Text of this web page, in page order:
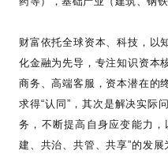
财富依托全球资本、科技，以
化金融为先导，专注知识资本
商务、高端客服，资本潜在的
求得“认同 ” ，其次是解决实际
务，不断提高自身应变能力，
建、共治、共管、共享”的发展